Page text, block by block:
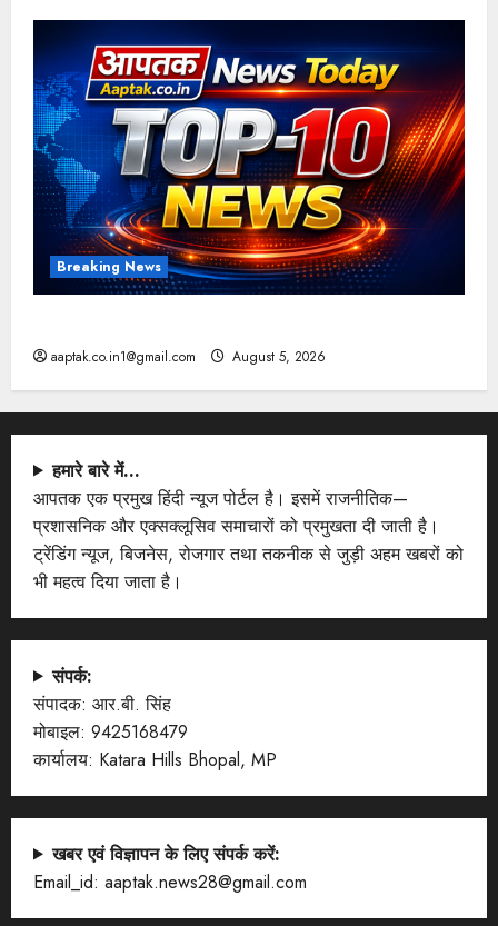
Breaking News
aaptak.co.in1@gmail.com August 5, 2026
हमारे बारे में…
आपतक एक प्रमुख हिंदी न्यूज पोर्टल है। इसमें राजनीतिक—
प्रशासनिक और एक्सक्लूसिव समाचारों को प्रमुखता दी जाती है।
ट्रेंडिंग न्यूज, बिजनेस, रोजगार तथा तकनीक से जुड़ी अहम खबरों को
भी महत्व दिया जाता है।
संपर्क:
संपादक: आर.बी. सिंह
मोबाइल: 9425168479
कार्यालय: Katara Hills Bhopal, MP
खबर एवं विज्ञापन के लिए संपर्क करें:
Email_id: aaptak.news28@gmail.com